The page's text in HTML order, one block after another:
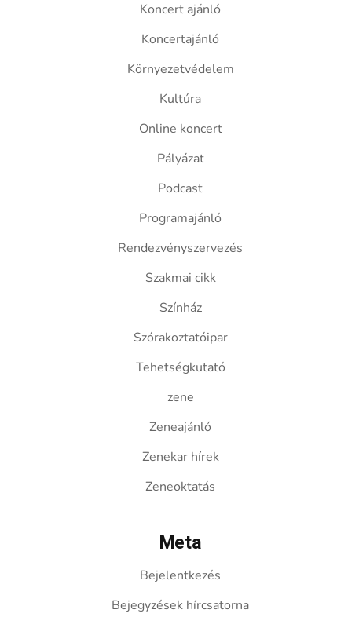
Koncert ajánló
Koncertajánló
Környezetvédelem
Kultúra
Online koncert
Pályázat
Podcast
Programajánló
Rendezvényszervezés
Szakmai cikk
Színház
Szórakoztatóipar
Tehetségkutató
zene
Zeneajánló
Zenekar hírek
Zeneoktatás
Meta
Bejelentkezés
Bejegyzések hírcsatorna